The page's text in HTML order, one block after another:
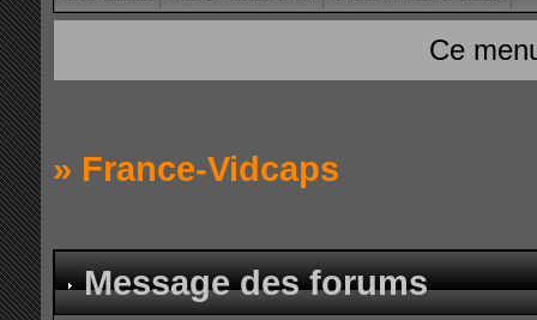
Ce
» France-Vidcaps
Message des forums